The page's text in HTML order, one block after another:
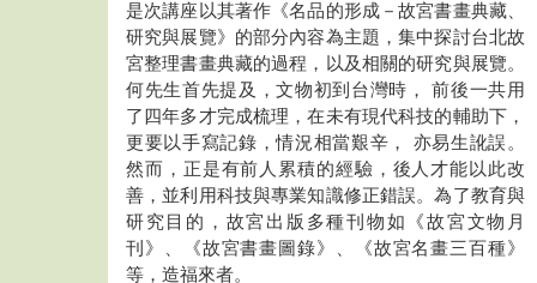
是次講座以其著作《名品的形成－故宮書畫典藏、
研究與展覽》的部分內容為主題，集中探討台北故
宮整理書畫典藏的過程，以及相關的研究與展覽。
何先生首先提及，文物初到台灣時， 前後一共用
了四年多才完成梳理，在未有現代科技的輔助下，
更要以手寫記錄，情況相當艱辛， 亦易生訛誤。
然而，正是有前人累積的經驗，後人才能以此改
善，並利用科技與專業知識修正錯誤。為了教育與
研究目的，故宮出版多種刊物如《故宮文物月
刊》、《故宮書畫圖錄》、《故宮名畫三百種》
等，造福來者。